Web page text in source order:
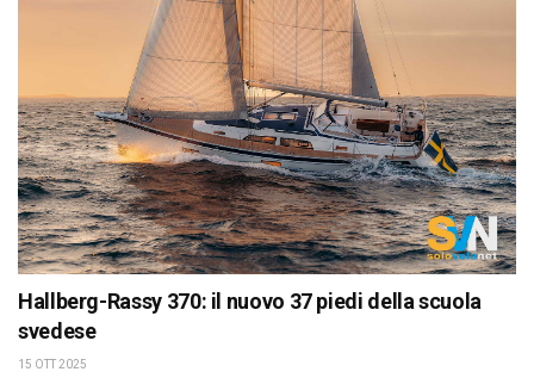
Hallberg-Rassy 370: il nuovo 37 piedi della scuola
svedese
15 OTT 2025